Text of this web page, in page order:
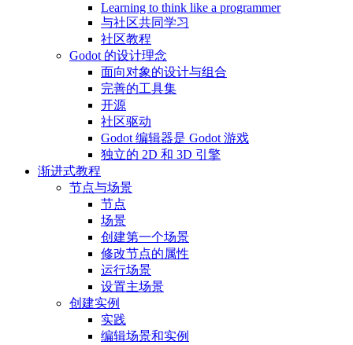
Learning to think like a programmer
与社区共同学习
社区教程
Godot 的设计理念
面向对象的设计与组合
完善的工具集
开源
社区驱动
Godot 编辑器是 Godot 游戏
独立的 2D 和 3D 引擎
渐进式教程
节点与场景
节点
场景
创建第一个场景
修改节点的属性
运行场景
设置主场景
创建实例
实践
编辑场景和实例